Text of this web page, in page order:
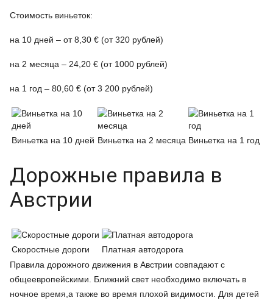
Стоимость виньеток:
на 10 дней – от 8,30 € (от 320 рублей)
на 2 месяца – 24,20 € (от 1000 рублей)
на 1 год – 80,60 € (от 3 200 рублей)
Виньетка на 10 дней Виньетка на 2 месяца Виньетка на 1 год
Дорожные правила в
Австрии
Скоростные дороги
Платная автодорога
Правила дорожного движения в Австрии совпадают с
общеевропейскими. Ближний свет необходимо включать в
ночное время,а также во время плохой видимости. Для детей